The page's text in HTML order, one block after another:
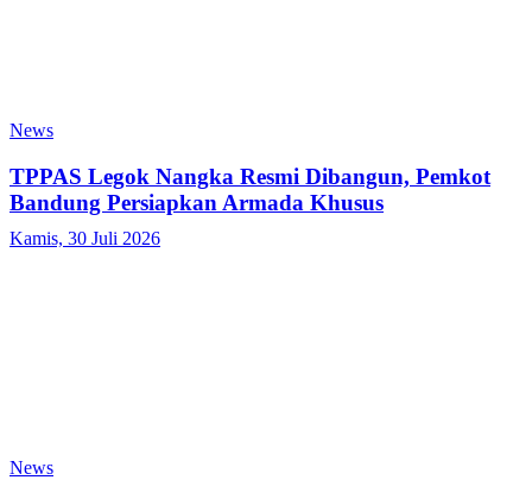
News
TPPAS Legok Nangka Resmi Dibangun, Pemkot
Bandung Persiapkan Armada Khusus
Kamis, 30 Juli 2026
News